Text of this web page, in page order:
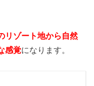
リゾート地から自然
感覚になります。